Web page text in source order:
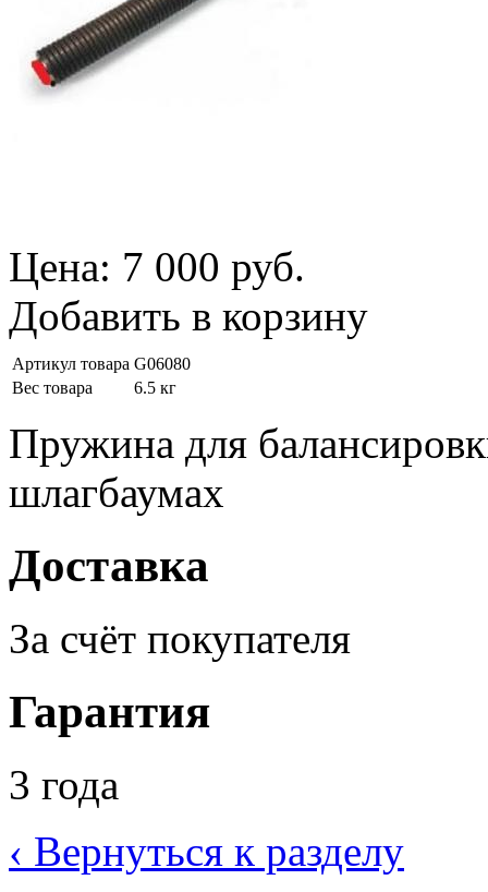
Цена: 7 000 руб.
Добавить в корзину
Артикул товара G06080
Вес товара
6.5 кг
Пружина для
шлагбаумах
Доставка
За счёт покупателя
Гарантия
3 года
‹ Вернуться к разделу